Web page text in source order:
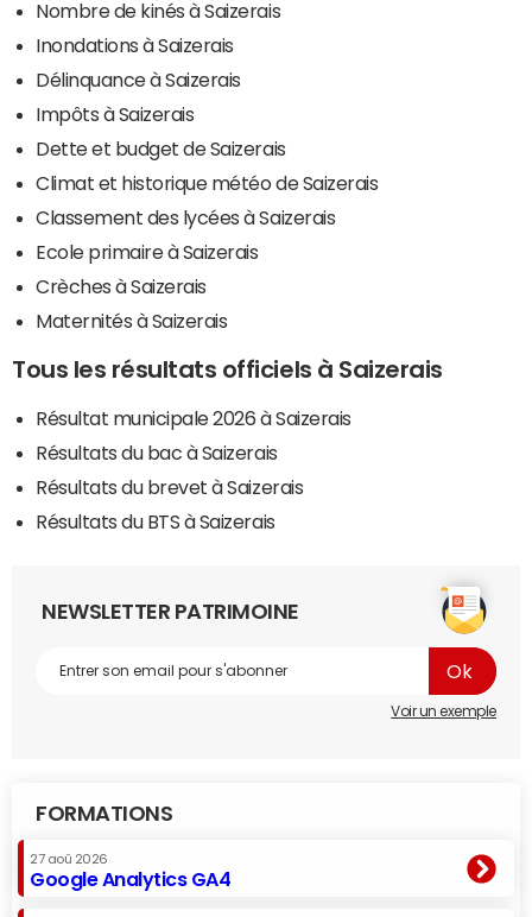
Nombre de kinés à Saizerais
Inondations à Saizerais
Délinquance à Saizerais
Impôts à Saizerais
Dette et budget de Saizerais
Climat et historique météo de Saizerais
Classement des lycées à Saizerais
Ecole primaire à Saizerais
Crèches à Saizerais
Maternités à Saizerais
Tous les résultats officiels à Saizerais
Résultat municipale 2026 à Saizerais
Résultats du bac à Saizerais
Résultats du brevet à Saizerais
Résultats du BTS à Saizerais
NEWSLETTER PATRIMOINE
Voir un exemple
FORMATIONS
27 aoû 2026
Google Analytics GA4